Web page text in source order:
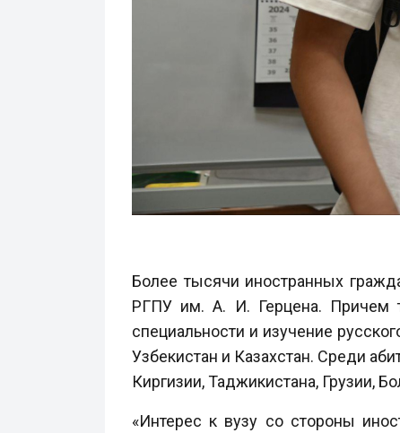
Более тысячи иностранных
РГПУ им. А. И. Герцена. Причем
специальности и изучение
Узбекистан и Казахстан. Среди
Киргизии, Таджикистана, Грузии,
«Интерес к вузу со стороны